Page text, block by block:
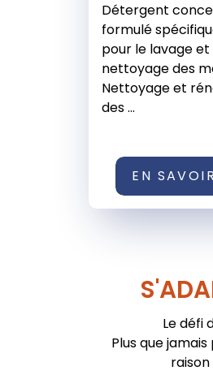
Détergent
formulé
pour le lavage et
nettoyage des
Nettoyage et
des ...
EN
Le défi
Plus que